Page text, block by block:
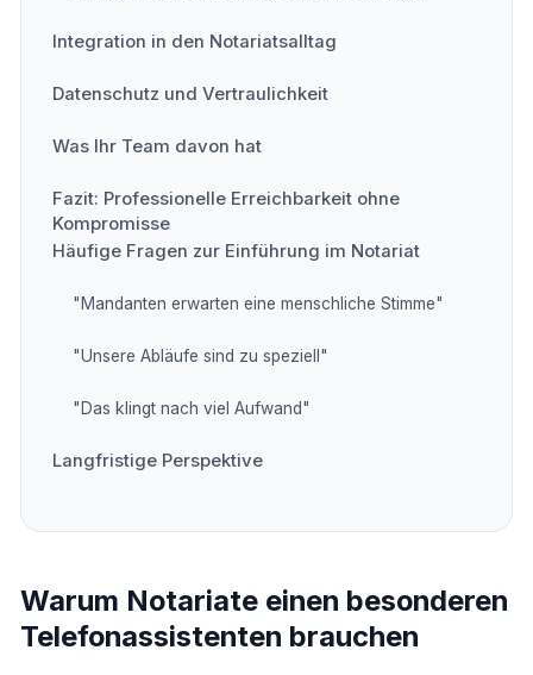
Integration in den Notariatsalltag
Datenschutz und Vertraulichkeit
Was Ihr Team davon hat
Fazit: Professionelle Erreichbarkeit ohne
Kompromisse
Häufige Fragen zur Einführung im Notariat
"Mandanten erwarten eine menschliche Stimme"
"Unsere Abläufe sind zu speziell"
"Das klingt nach viel Aufwand"
Langfristige Perspektive
Warum Notariate einen besonderen
Telefonassistenten brauchen